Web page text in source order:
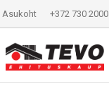
Asukoht +372 730 2000